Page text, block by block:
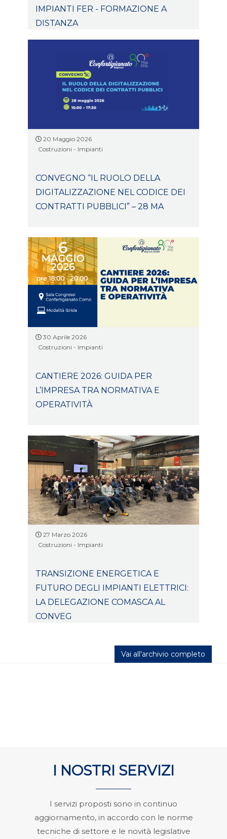
IMPIANTI FER - FORMAZIONE A
DISTANZA
20 Maggio 2026
Costruzioni - Impianti
CONVEGNO “IL RUOLO DELLA
DIGITALIZZAZIONE NEL CODICE DEI
CONTRATTI PUBBLICI” – 28 MA
30 Aprile 2026
Costruzioni - Impianti
CANTIERE 2026: GUIDA PER
L’IMPRESA TRA NORMATIVA E
OPERATIVITÀ
27 Marzo 2026
Costruzioni - Impianti
TRANSIZIONE ENERGETICA E
FUTURO DEGLI IMPIANTI ELETTRICI:
LA DELEGAZIONE COMASCA AL
CONVEG
Vai all'archivio completo
I NOSTRI SERVIZI
I servizi proposti sono in continuo
aggiornamento, in accordo con le norme
tecniche di settore e le novità legislative